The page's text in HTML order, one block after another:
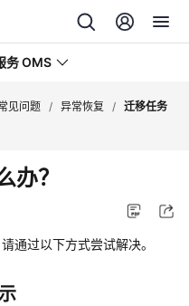
务 OMS
见问题 / 异常恢复 / 迁移任务
办？
通过以下方式尝试解决。